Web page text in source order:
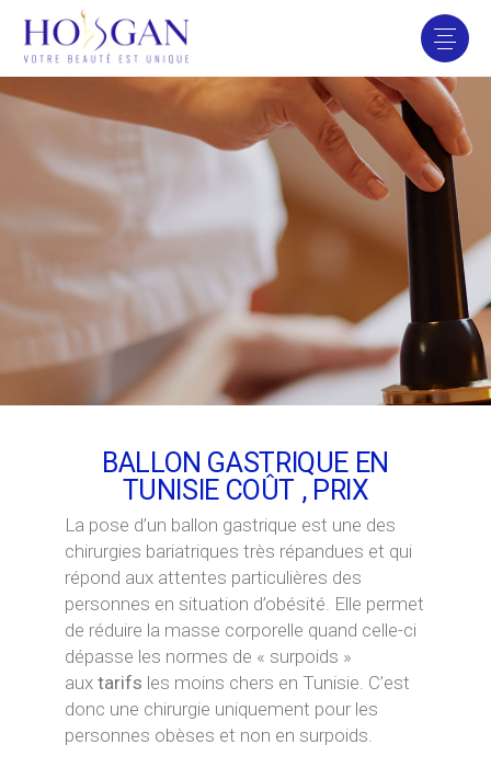
BALLON GASTRIQUE EN
TUNISIE COÛT , PRIX
La pose d’un ballon gastrique est une des
chirurgies bariatriques très répandues et qui
répond aux attentes particulières des
personnes en situation d’obésité. Elle permet
de réduire la masse corporelle quand celle-ci
dépasse les normes de « surpoids »
aux tarifs les moins chers en Tunisie. C’est
donc une chirurgie uniquement pour les
personnes obèses et non en surpoids.